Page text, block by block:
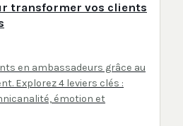
transformer vos clients
en ambassadeurs grâce au
Explorez 4 leviers clés :
émotion et